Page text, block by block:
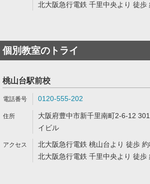
北大阪急行電鉄 千里中央より 徒歩
個別教室のトライ
桃山台駅前校
0120-555-202
大阪府豊中市新千里南町2-6-12
イビル
北大阪急行電鉄 桃山台より 徒歩
北大阪急行電鉄 千里中央より 徒歩